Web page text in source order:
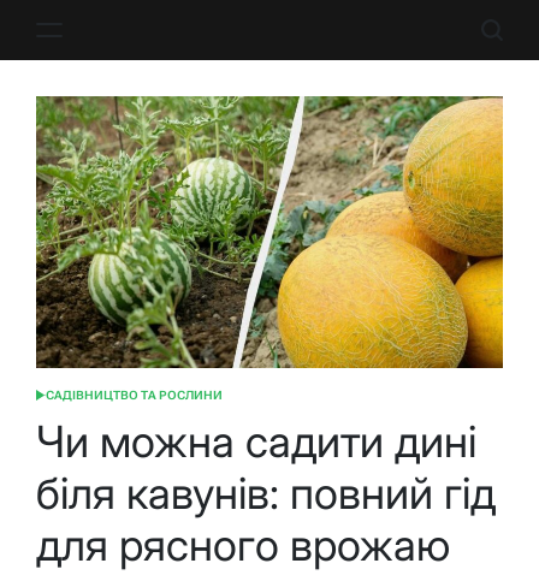
ОПУБЛІКУВАТИ
САДІВНИЦТВО ТА РОСЛИНИ
Чи можна садити дині
біля кавунів: повний гід
для рясного врожаю